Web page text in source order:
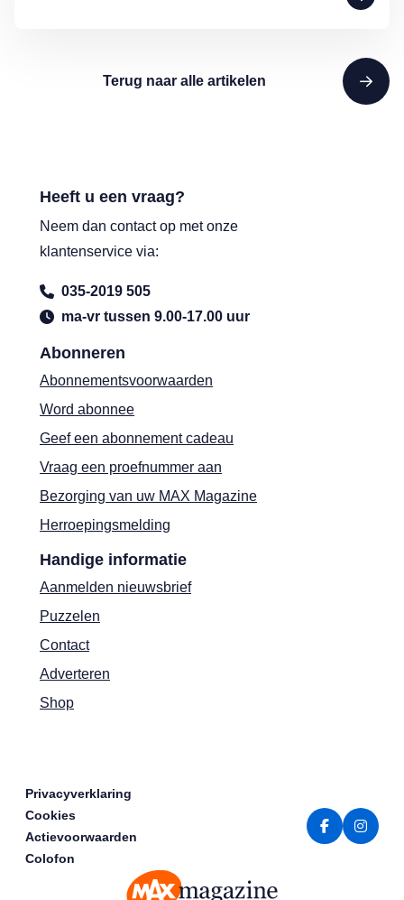
Terug naar alle artikelen
Abonneren
Abonnementsvoorwaarden
Word abonnee
Geef een abonnement cadeau
Vraag een proefnummer aan
Bezorging van uw MAX Magazine
Herroepingsmelding
Handige informatie
Aanmelden nieuwsbrief
Puzzelen
Contact
Adverteren
Shop
Heeft u een vraag?
Neem dan contact op met onze
klantenservice via:
035-2019 505
ma-vr tussen 9.00-17.00 uur
Privacyverklaring
Cookies
Actievoorwaarden
Colofon